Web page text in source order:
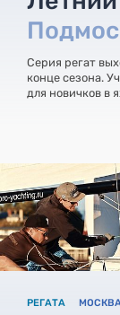
Серия регат
конце сезона.
для новичков в
РЕГАТА